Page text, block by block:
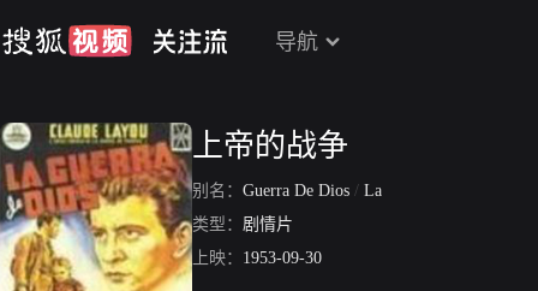
导航
上帝的战争
别名： Guerra De Dios / La
类型： 剧情片
上映： 1953-09-30